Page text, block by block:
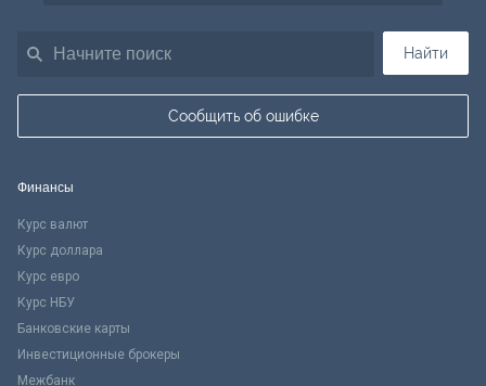
Найти
Сообщить об ошибке
Финансы
Курс валют
Курс доллара
Курс евро
Курс НБУ
Банковские карты
Инвестиционные брокеры
Межбанк